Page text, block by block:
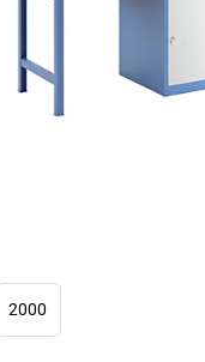
2000